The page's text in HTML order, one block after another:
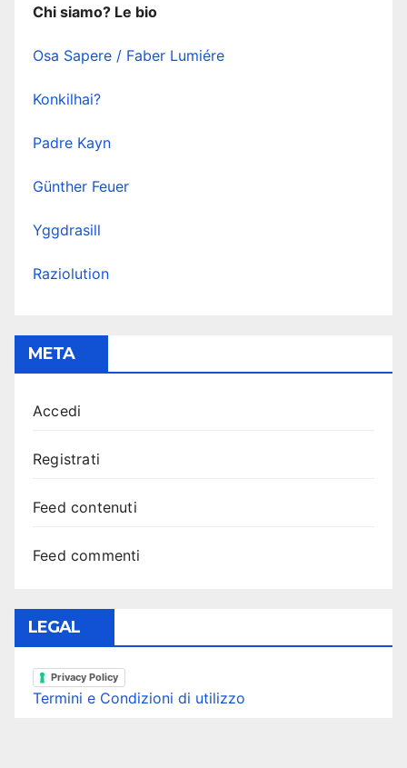
Chi siamo? Le bio
Osa Sapere / Faber Lumiére
Konkilhai?
Padre Kayn
Günther Feuer
Yggdrasill
Raziolution
META
Accedi
Registrati
Feed contenuti
Feed commenti
LEGAL
Privacy Policy
Termini e Condizioni di utilizzo